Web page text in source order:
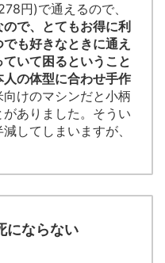
円)で通えるので、
で、とてもお得に利
も好きなときに通え
いて困るということ
の体型に合わせ手作
向けのマシンだと小柄
ありました。そうい
してしまいますが、
にならない